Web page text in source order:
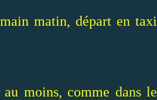
matin, départ en taxi
moins, comme dans le